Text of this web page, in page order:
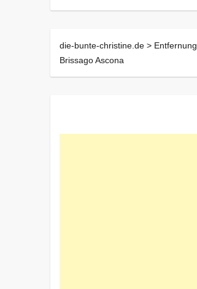
die-bunte-christine.de > Entfernung
Brissago Ascona